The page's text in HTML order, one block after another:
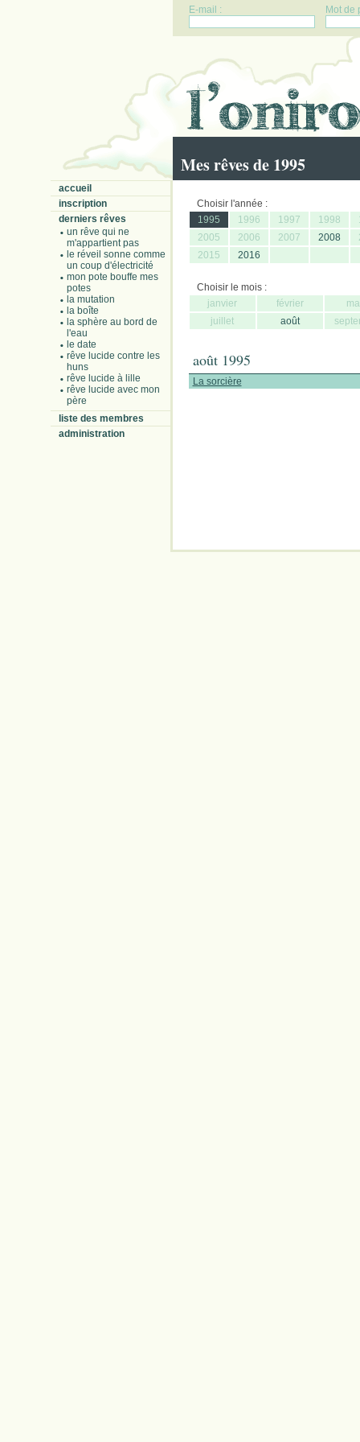
E-mail : Mot de
Mes rêves de 1995
accueil
inscription
derniers rêves
un rêve qui ne
m'appartient pas
le réveil sonne comme
un coup d'électricité
mon pote bouffe mes
potes
la mutation
la boîte
la sphère au bord de
l'eau
le date
rêve lucide contre les
huns
rêve lucide à lille
rêve lucide avec mon
père
liste des membres
administration
Choisir l'année :
1995
1996 1997 1998
2005
2006 2007 2008
2015
2016
Choisir le mois :
janvier
février
juillet
août
août 1995
La sorcière